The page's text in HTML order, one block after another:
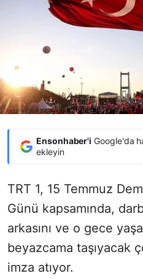
Ensonhaber'i Google'da
ekleyin
TRT 1, 15 Temmuz
Günü kapsamında,
arkasını ve o gece
beyazcama taşıyacak
imza atıyor.